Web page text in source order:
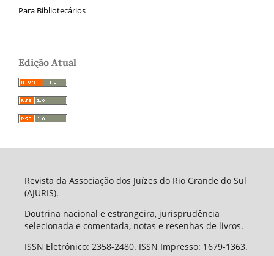
Para Bibliotecários
Edição Atual
Revista da Associação dos Juízes do Rio Grande do Sul
(AJURIS).
Doutrina nacional e estrangeira, jurisprudência
selecionada e comentada, notas e resenhas de livros.
ISSN Eletrônico: 2358-2480. ISSN Impresso: 1679-1363.